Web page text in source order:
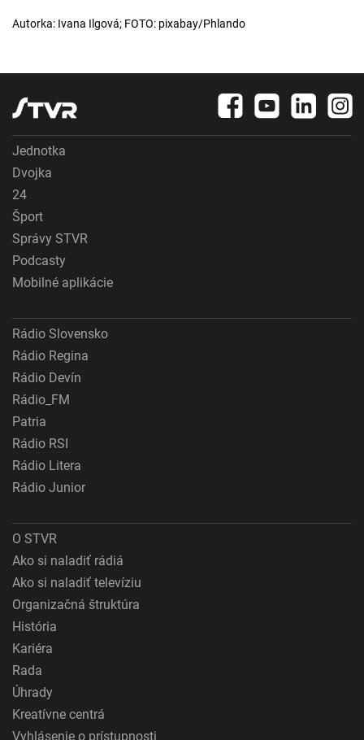
Autorka: Ivana Ilgová; FOTO: pixabay/Phlando
Jednotka
Dvojka
24
Šport
Správy STVR
Podcasty
Mobilné aplikácie
Rádio Slovensko
Rádio Regina
Rádio Devín
Rádio_FM
Patria
Rádio RSI
Rádio Litera
Rádio Junior
O STVR
Ako si naladiť rádiá
Ako si naladiť televíziu
Organizačná štruktúra
História
Kariéra
Rada
Úhrady
Kreatívne centrá
Vyhlásenie o prístupnosti